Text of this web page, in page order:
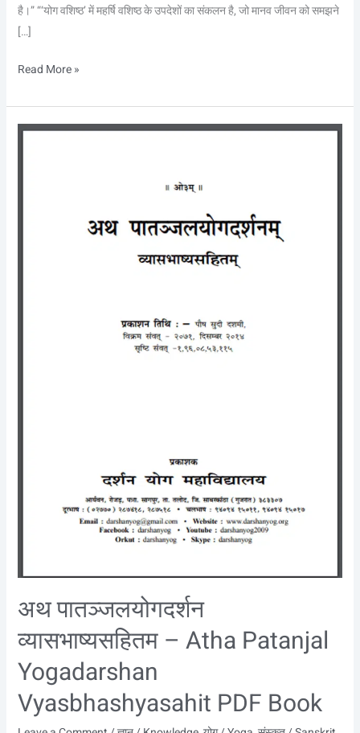
है।” “‘योग वशिष्ठ’ में महर्षि वशिष्ठ के उपदेशों का संकलन है, जो मानव जीवन को समझने
[…]
Read More »
अथ पातञ्जलयोगदर्शन
व्यासभाष्यसहितम – Atha Patanjal
Yogadarshan
Vyasbhashyasahit PDF Book
अथ